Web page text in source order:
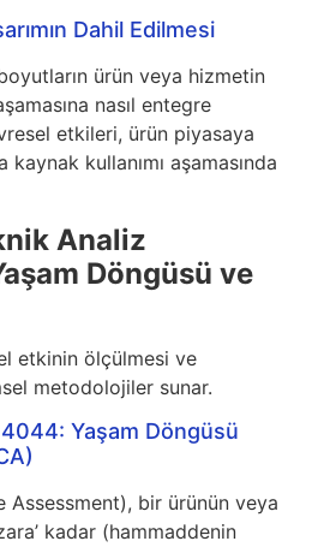
Dahil Edilmesi
ürün veya hizmetin
nasıl entegre
etkileri, ürün piyasaya
kullanımı aşamasında
Analiz
Döngüsü ve
etkinin ölçülmesi ve
metodolojiler sunar.
Yaşam Döngüsü
Assessment), bir ürünün veya
kadar (hammaddenin